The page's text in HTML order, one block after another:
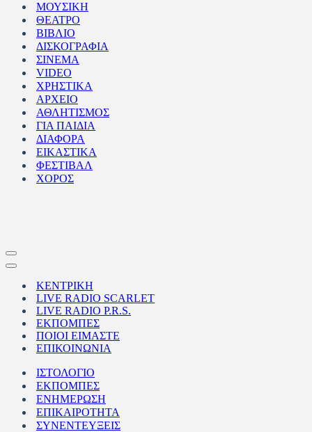
ΜΟΥΣΙΚΗ
ΘΕΑΤΡΟ
ΒΙΒΛΙΟ
ΔΙΣΚΟΓΡΑΦΙΑ
ΣΙΝΕΜΑ
VIDEO
ΧΡΗΣΤΙΚΑ
ΑΡΧΕΙΟ
ΑΘΛΗΤΙΣΜΟΣ
ΓΙΑ ΠΑΙΔΙΑ
ΔΙΑΦΟΡΑ
ΕΙΚΑΣΤΙΚΑ
ΦΕΣΤΙΒΑΛ
ΧΟΡΟΣ
Μενού
πλοήγησης
Μενού
πλοήγησηςΚΕΝΤΡΙΚΗ
LIVE RADIO SCARLET
LIVE RADIO P.R.S.
ΕΚΠΟΜΠΕΣ
ΠΟΙΟΙ ΕΙΜΑΣΤΕ
ΕΠΙΚΟΙΝΩΝΙΑ
ΙΣΤΟΛΟΓΙΟ
ΕΚΠΟΜΠΕΣ
ΕΝΗΜΕΡΩΣΗ
ΕΠΙΚΑΙΡΟΤΗΤΑ
ΣΥΝΕΝΤΕΥΞΕΙΣ